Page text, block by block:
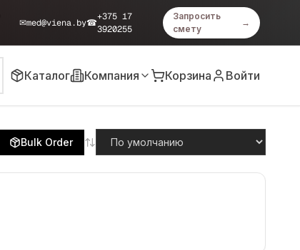
✉med@viena.by☎
+375 17
3920255
Запросить
смету
→
Каталог Компания Корзина Войти
Bulk Order